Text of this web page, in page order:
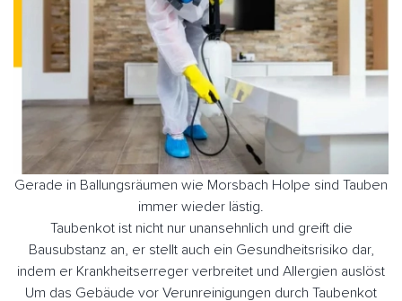
Gerade in Ballungsräumen wie Morsbach Holpe sind Tauben
immer wieder lästig.
Taubenkot ist nicht nur unansehnlich und greift die
Bausubstanz an, er stellt auch ein Gesundheitsrisiko dar,
indem er Krankheitserreger verbreitet und Allergien auslöst
Um das Gebäude vor Verunreinigungen durch Taubenkot